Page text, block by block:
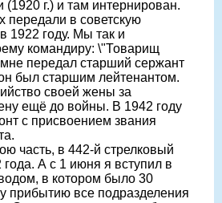
(1920 г.) и там интернирован.
передали в советскую
1922 году. Мы так и
командиру: \"Товарищ
передал старший сержант
был старшим лейтенантом.
своей жены за
ещё до войны. В 1942 году
с присвоением звания
часть, в 442-й стрелковый
А с 1 июня я вступил в
в котором было 30
прибытию все подразделения